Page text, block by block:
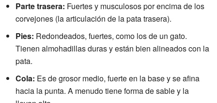
Parte trasera: Fuertes y musculosos por encima de los
corvejones (la articulación de la pata trasera).
Pies: Redondeados, fuertes, como los de un gato.
Tienen almohadillas duras y están bien alineados con la
pata.
Cola: Es de grosor medio, fuerte en la base y se afina
hacia la punta. A menudo tiene forma de sable y la